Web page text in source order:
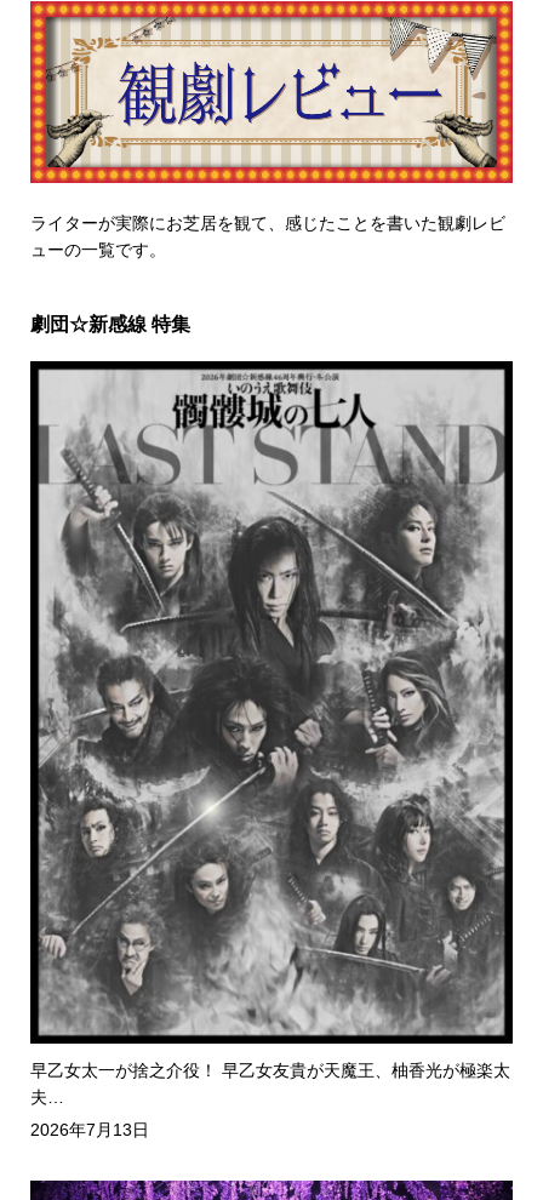
ライターが実際にお芝居を観て、感じたことを書いた観劇レビ
ューの一覧です。
劇団☆新感線 特集
早乙女太一が捨之介役！ 早乙女友貴が天魔王、柚香光が極楽太
夫…
2026年7月13日